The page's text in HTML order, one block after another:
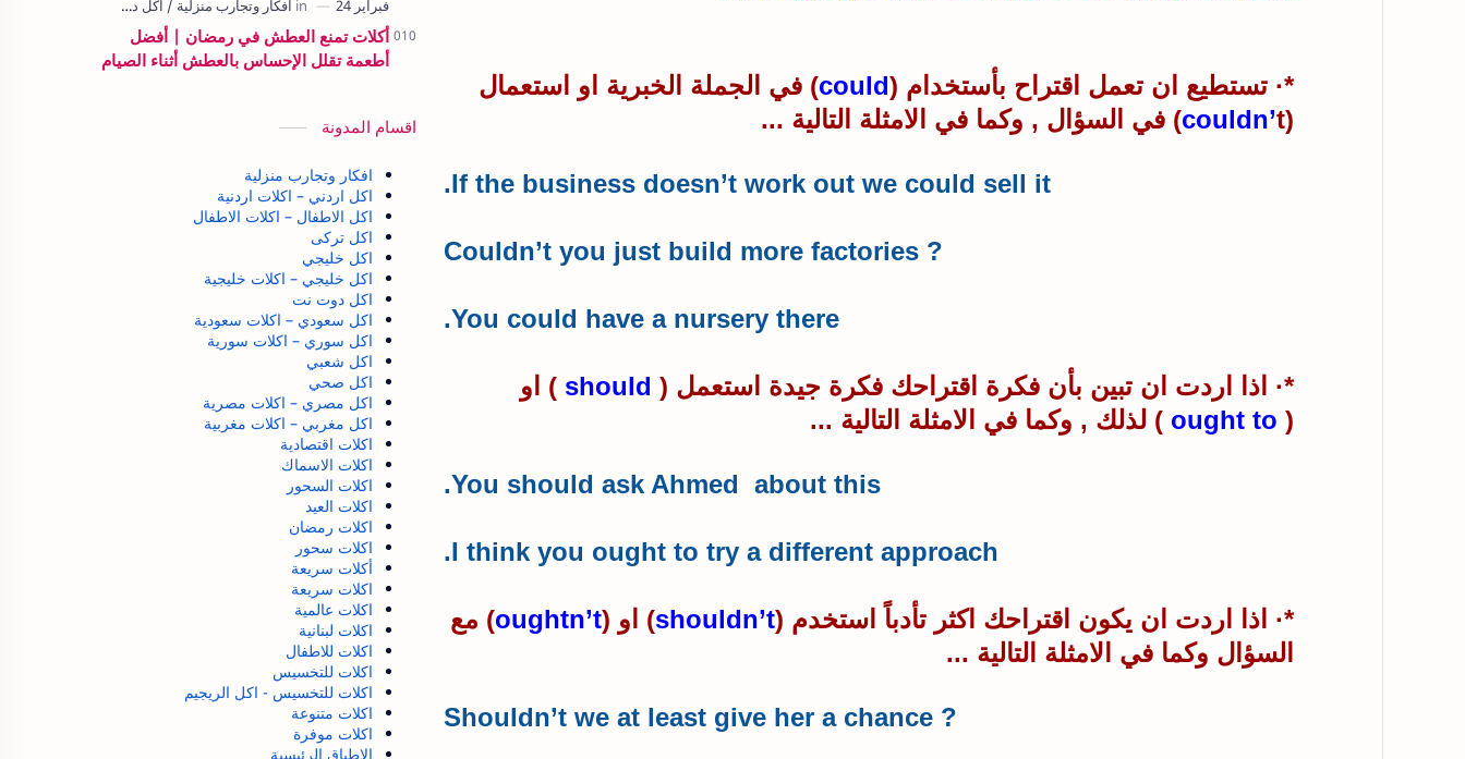
*· تستطيع ان تعمل اقتراح بأستخدام (could) في الجملة الخبرية او استعمال
(
couldn’t) في السؤال , وكما في الامثلة التالية ...
If the business doesn’t work out we could sell it.
?
You could have a nursery there.
*· اذا اردت ان تبين بأن فكرة اقتراحك فكرة جيدة استعمل ( should ) او
(
ought to ) لذلك , وكما في الامثلة التالية ...
You should ask Ahmed about this.
I think you ought to try a different approach.
*· اذا اردت ان يكون اقتراحك اكثر تأدباً استخدم (shouldn’t) او (oughtn’t) مع
السؤال وكما في الامثلة التالية ...
?
أكلات تمنع العطش في رمضان | أفضل
أطعمة تقلل الإحساس بالعطش أثناء الصيام
اقسام المدونة
افكار وتجارب منزلية
اكل اردني – اكلات اردنية
اكل الاطفال – اكلات الاطفال
اكل تركى
اكل خليجي
اكل خليجي – اكلات خليجية
اكل دوت نت
اكل سعودي – اكلات سعودية
اكل سوري – اكلات سورية
اكل شعبي
اكل صحي
اكل مصري – اكلات مصرية
اكل مغربي – اكلات مغربية
اكلات اقتصادية
اكلات الاسماك
اكلات السحور
اكلات العيد
اكلات رمضان
اكلات سحور
أكلات سريعة
اكلات سريعة
اكلات عالمية
اكلات لبنانية
اكلات للاطفال
اكلات للتخسيس
اكلات للتخسيس - اكل الريجيم
اكلات متنوعة
اكلات موفرة
الاطباق الرئيسية